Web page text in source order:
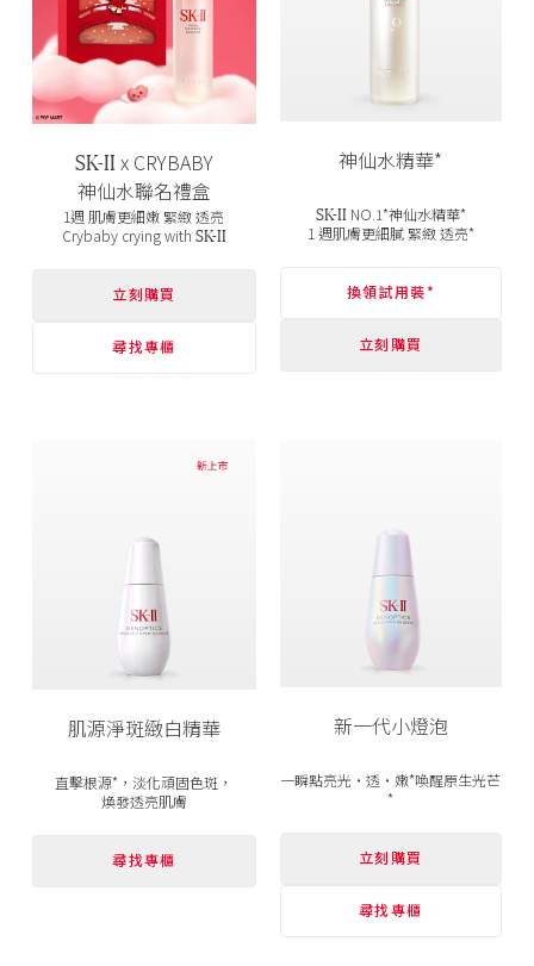
SK-II x CRYBABY
神仙水聯名禮盒
1週 肌膚更細嫩 緊緻 透亮
Crybaby crying with SK-II
立刻購買
尋找專櫃
神仙水精華*
SK-II NO.1*神仙水精華*
1 週肌膚更細膩 緊緻 透亮*
換領試用裝*
立刻購買
肌源淨斑緻白精華
直擊根源*，淡化頑固色斑，
煥發透亮肌膚
尋找專櫃
新一代小燈泡
一瞬點亮光‧透‧嫩*喚醒原生光芒
*
立刻購買
尋找專櫃